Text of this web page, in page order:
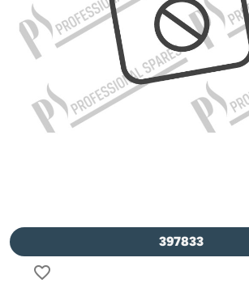
397833
favorite_border